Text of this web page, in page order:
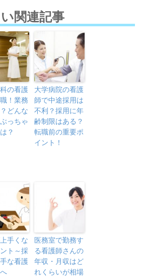
関連記事
の看護
！業務
どんな
っちゃ
？
大学病院の看護
師で中途採用は
不利？採用に年
齢制限はある？
転職前の重要ポ
イント！
手くな
ト～採
な看護
医務室で勤務す
る看護師さんの
年収・月収はど
れくらいが相場